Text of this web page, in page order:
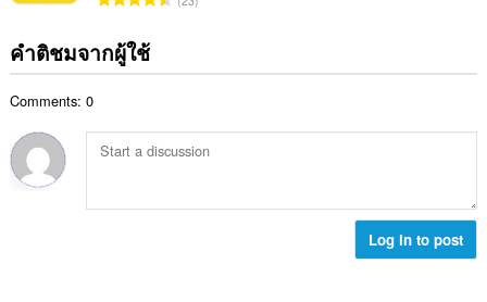
ว
ง
ด
ะ
น
ม
ทั้
แ
น
ว
คำติชมจากผู้ใช้
Comments: 0
Log in to post